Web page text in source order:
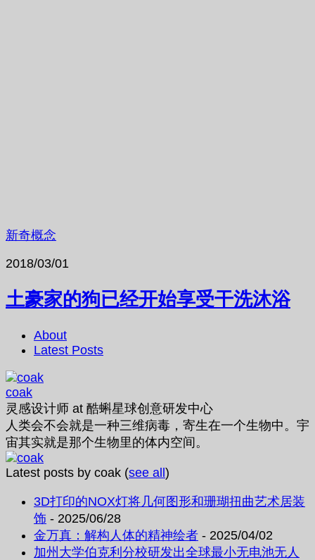
新奇概念
2018/03/01
土豪家的狗已经开始享受干洗沐浴
About
Latest Posts
coak
灵感设计师 at 酷蝌星球创意研发中心
人类会不会就是一种三维病毒，寄生在一个生物中。宇
宙其实就是那个生物里的体内空间。
Latest posts by coak (see all)
3D打印的NOX灯将几何图形和珊瑚扭曲艺术居装
饰 - 2025/06/28
金万真：解构人体的精神绘者 - 2025/04/02
加州大学伯克利分校研发出全球最小无电池无人